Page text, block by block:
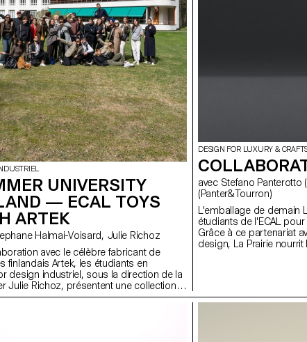
UNIVERSITY
— ECAL TOYS
ARTEK
avec Stephane Halmai-Voisard, Julie Richoz
avec le célèbre fabricant de
finlandais Artek, les étudiants en
design industriel, sous la direction de la
Julie Richoz, présentent une collection
ludiques pour enfants fabriqués à partir
DESIGN FOR LUXURY &
avec Stefano Panterotto (Panter&Tourron), Alexis Tourron
(Panter&Tourron)
L'emballage de demain
étudiants de l'ECAL
Grâce à ce partenariat
design, La Prairie